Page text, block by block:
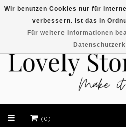
(0)
Wir benutzen Cookies nur für
verbessern. Ist das in
Für weitere Informationen